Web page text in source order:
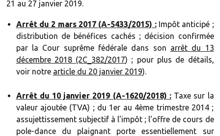
21 au 27 janvier 2019.
Arrêt du 2 mars 2017 (A-5433/2015) :Impôt anticipé ;
distribution de bénéfices cachés ; décision confirmée
par la Cour suprême fédérale dans son arrêt du 13
décembre 2018 (2C_382/2017) ; pour plus de détails,
voir notre article du 20 janvier 2019).
Arrêt du 10 janvier 2019 (A-1620/2018) :Taxe sur la
valeur ajoutée (TVA) ; du 1er au 4ème trimestre 2014 ;
assujettissement subjectif à l'impôt ; l'offre de cours de
pole-dance du plaignant porte essentiellement sur